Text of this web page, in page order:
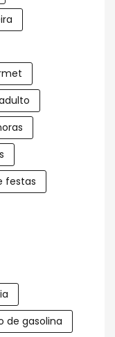
festas
de gasolina